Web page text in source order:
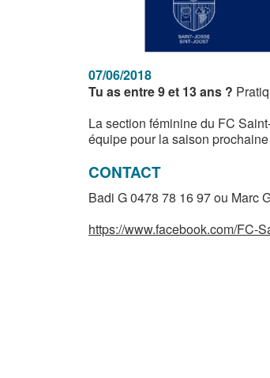
07/06/2018
Tu as entre 9 et 13 ans ?
La section féminine du FC
équipe pour la saison
CONTACT
Badi G 0478 78 16 97 ou Marc
https://www.facebook.com/FC-